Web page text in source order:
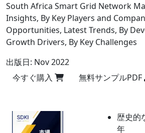
South Africa Smart Grid Network
Insights, By Key Players and
Opportunities, Latest Trends, By
Growth Drivers, By Key Challenges
出版日: Nov 2022
今すぐ購入
無料サンプルPDF
歴史的
年